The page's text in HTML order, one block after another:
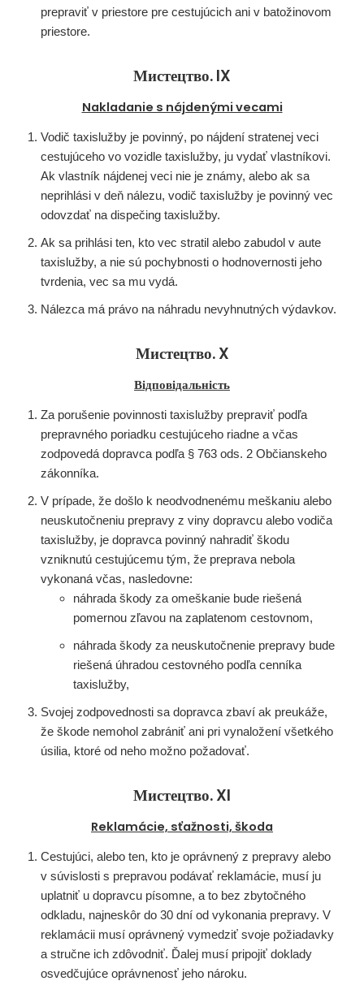
prepraviť v priestore pre cestujúcich ani v batožinovom
priestore.
Мистецтво. IX
Nakladanie s nájdenými vecami
Vodič taxislužby je povinný, po nájdení stratenej veci
cestujúceho vo vozidle taxislužby, ju vydať vlastníkovi.
Ak vlastník nájdenej veci nie je známy, alebo ak sa
neprihlási v deň nálezu, vodič taxislužby je povinný vec
odovzdať na dispečing taxislužby.
Ak sa prihlási ten, kto vec stratil alebo zabudol v aute
taxislužby, a nie sú pochybnosti o hodnovernosti jeho
tvrdenia, vec sa mu vydá.
Nálezca má právo na náhradu nevyhnutných výdavkov.
Мистецтво. X
Відповідальність
Za porušenie povinnosti taxislužby prepraviť podľa
prepravného poriadku cestujúceho riadne a včas
zodpovedá dopravca podľa § 763 ods. 2 Občianskeho
zákonníka.
V prípade, že došlo k neodvodnenému meškaniu alebo
neuskutočneniu prepravy z viny dopravcu alebo vodiča
taxislužby, je dopravca povinný nahradiť škodu
vzniknutú cestujúcemu tým, že preprava nebola
vykonaná včas, nasledovne:
náhrada škody za omeškanie bude riešená
pomernou zľavou na zaplatenom cestovnom,
náhrada škody za neuskutočnenie prepravy bude
riešená úhradou cestovného podľa cenníka
taxislužby,
Svojej zodpovednosti sa dopravca zbaví ak preukáže,
že škode nemohol zabrániť ani pri vynaložení všetkého
úsilia, ktoré od neho možno požadovať.
Мистецтво. XI
Reklamácie, sťažnosti, škoda
Cestujúci, alebo ten, kto je oprávnený z prepravy alebo
v súvislosti s prepravou podávať reklamácie, musí ju
uplatniť u dopravcu písomne, a to bez zbytočného
odkladu, najneskôr do 30 dní od vykonania prepravy. V
reklamácii musí oprávnený vymedziť svoje požiadavky
a stručne ich zdôvodniť. Ďalej musí pripojiť doklady
osvedčujúce oprávnenosť jeho nároku.